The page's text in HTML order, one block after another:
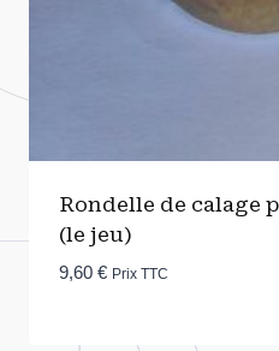
Rondelle de calage
(le jeu)
9,60 € Prix TTC